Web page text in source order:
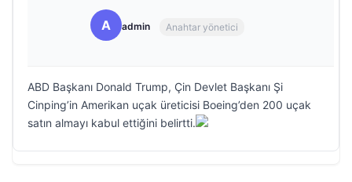
A admin Anahtar yönetici
ABD Başkanı Donald Trump, Çin Devlet Başkanı Şi
Cinping’in Amerikan uçak üreticisi Boeing’den 200 uçak
satın almayı kabul ettiğini belirtti.